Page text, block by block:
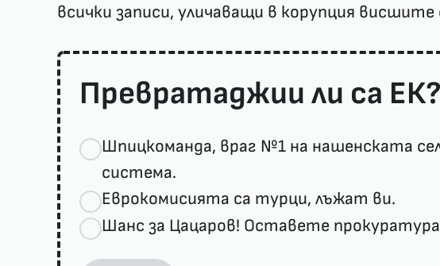
всички записи, уличаващи в корупция
Превратаджии ли са ЕК?
Шпицкоманда, враг №1 на нашенската
система.
Еврокомисията са турци, лъжат ви.
Шанс за Цацаров! Оставете